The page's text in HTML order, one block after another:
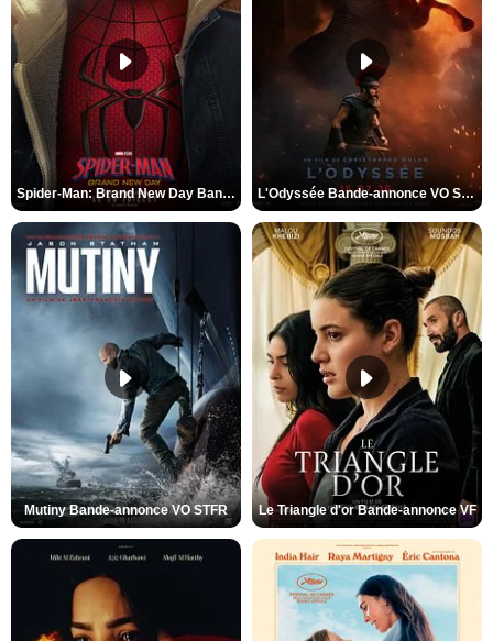
Spider-Man: Brand New Day Bande-annonce VO STFR L'Odyssée Bande-annonce VO STFR
Mutiny Bande-annonce VO STFR Le Triangle d'or Bande-annonce VF